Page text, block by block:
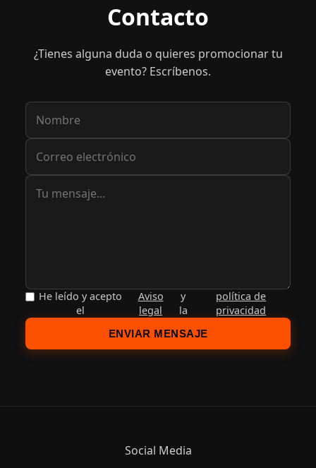
Contacto
¿Tienes alguna duda o quieres promocionar tu
evento? Escríbenos.
He leído y acepto
el
Aviso
legal
y
la
política de
privacidad
ENVIAR MENSAJE
Social Media